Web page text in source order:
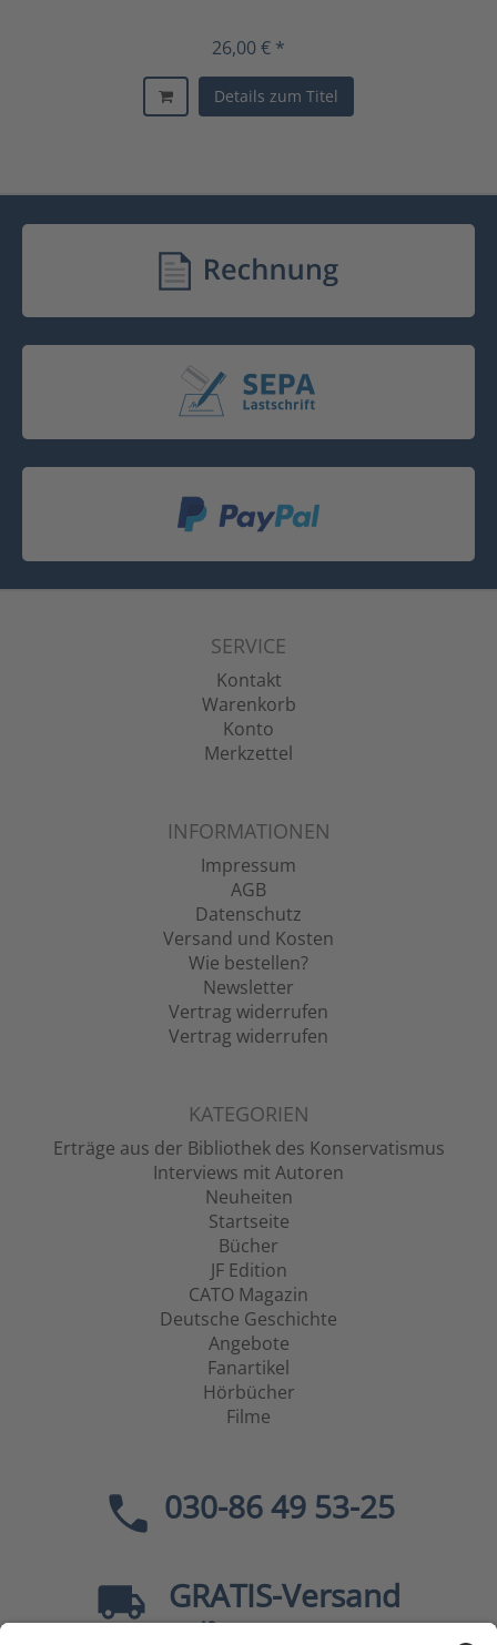
26,00 € *
Details zum Titel
SERVICE
Kontakt
Warenkorb
Konto
Merkzettel
INFORMATIONEN
Impressum
AGB
Datenschutz
Versand und Kosten
Wie bestellen?
Newsletter
Vertrag widerrufen
Vertrag widerrufen
KATEGORIEN
Erträge aus der Bibliothek des Konservatismus
Interviews mit Autoren
Neuheiten
Startseite
Bücher
JF Edition
CATO Magazin
Deutsche Geschichte
Angebote
Fanartikel
Hörbücher
Filme
030-86 49 53-25
GRATIS-Versand
40